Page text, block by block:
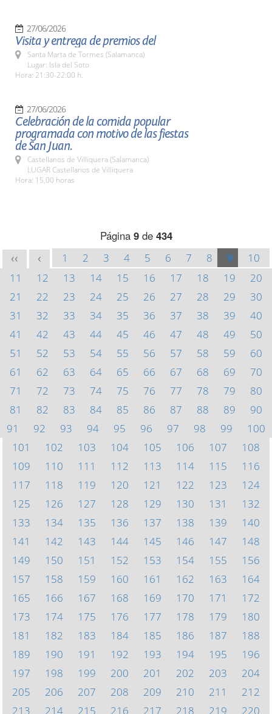
27/06/2026
Visita y entrega de premios del
Santa Marta de Tormes (Salamanca)
Lugar: Isla del Soto
Hora: 21:30-22:00 h.
27/06/2026
Celebración de la comida popular
programada con motivo de las fiestas
de San Juan.
Castellanos de Villiquera (Salamanca)
LUGAR Castellanos de Villiquera
Hora: 15,00 horas
Página 9de 434
<< < 1 2 3 4 5 6 7 8 9
10
11
12 13 14 15 16 17 18 19
20
21
22 23 24 25 26 27 28 29
30
31
32 33 34 35 36 37 38 39
40
41
42 43 44 45 46 47 48 49
50
51
52 53 54 55 56 57 58 59
60
61
62 63 64 65 66 67 68 69
70
71
72 73 74 75 76 77 78 79
80
81
82 83 84 85 86 87 88 89
90
91
92 93 94 95 96 97 98 99
100
101
102 103 104 105 106 107
108
109
110 111 112 113 114 115
116
117
118 119 120 121 122 123
124
125
126 127 128 129 130 131
132
133
134 135 136 137 138 139
140
141
142 143 144 145 146 147
148
149
150 151 152 153 154 155
156
157
158 159 160 161 162 163
164
165
166 167 168 169 170 171
172
173
174 175 176 177 178 179
180
181
182 183 184 185 186 187
188
189
190 191 192 193 194 195
196
197
198 199 200 201 202 203
204
205
206 207 208 209 210 211
212
213
214 215 216 217 218 219 220